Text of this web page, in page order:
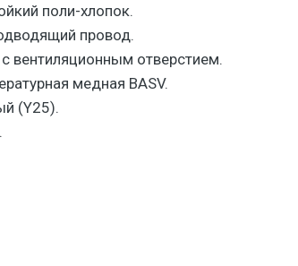
поли-хлопок.
провод.
вентиляционным отверстием.
медная BASV.
(Y25).